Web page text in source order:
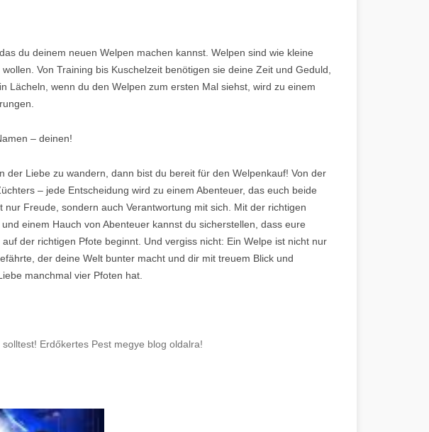
du deinem neuen Welpen machen kannst. Welpen sind wie kleine
Von Training bis Kuschelzeit benötigen sie deine Zeit und Geduld,
Lächeln, wenn du den Welpen zum ersten Mal siehst, wird zu einem
– deinen!
der Liebe zu wandern, dann bist du bereit für den Welpenkauf! Von der
– jede Entscheidung wird zu einem Abenteuer, das euch beide
nur Freude, sondern auch Verantwortung mit sich. Mit der richtigen
einem Hauch von Abenteuer kannst du sicherstellen, dass eure
der richtigen Pfote beginnt. Und vergiss nicht: Ein Welpe ist nicht nur
der deine Welt bunter macht und dir mit treuem Blick und
manchmal vier Pfoten hat.
Erdőkertes Pest megye blog oldalra!